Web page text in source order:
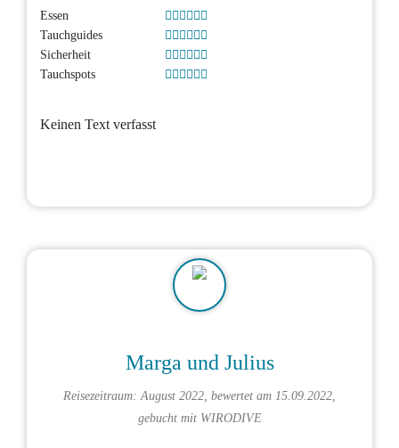
Essen
Tauchguides
Sicherheit
Tauchspots
Keinen Text verfasst
Marga und Julius
Reisezeitraum: August 2022, bewertet am 15.09.2022,
gebucht mit WIRODIVE